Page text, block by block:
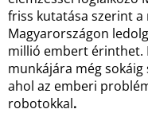
friss kutatása szerint
Magyarországon
millió embert érinthet.
munkájára még
ahol az emberi
robotokkal.